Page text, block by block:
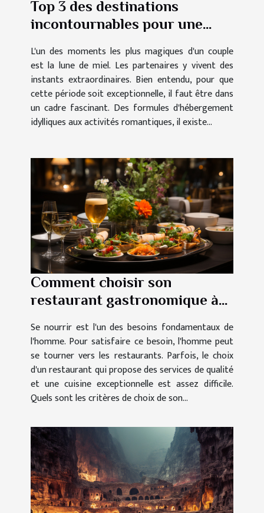
Top 3 des destinations
incontournables pour une
L'un des moments les plus magiques d'un couple
est la lune de miel. Les partenaires y vivent des
instants extraordinaires. Bien entendu, pour que
cette période soit exceptionnelle, il faut être dans
un cadre fascinant. Des formules d'hébergement
idylliques aux activités romantiques, il existe...
Comment choisir son
restaurant gastronomique à
Se nourrir est l'un des besoins fondamentaux de
l'homme. Pour satisfaire ce besoin, l'homme peut
se tourner vers les restaurants. Parfois, le choix
d'un restaurant qui propose des services de qualité
et une cuisine exceptionnelle est assez difficile.
Quels sont les critères de choix de son...